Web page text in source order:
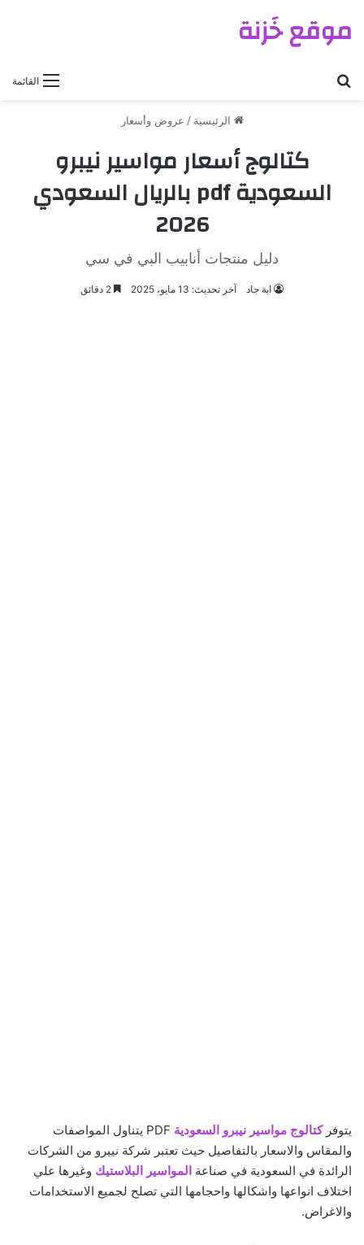
القائمة
موقع خَزنة
الرئيسية / عروض وأسعار
كتالوج أسعار مواسير نيبرو
السعودية pdf بالريال السعودي
2026
دليل منتجات أنابيب البي في سي
اية جاد آخر تحديث: 13 مايو، 2025
يتوفركتالوج مواسير نيبرو السعودية
PDF يتناول المواصفات
والمقاس والاسعار بالتفاصيل حيث تعتبر شركة نيبرو من الشركات
الرائدة في السعودية في صناعة المواسير البلاستيك وغيرها علي
اختلاف انواعها واشكالها واحجامها التي تصلح لجميع الاستخدامات
والاغراض.